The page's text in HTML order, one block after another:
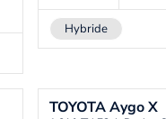
Hybride
TOYOTAAygo X